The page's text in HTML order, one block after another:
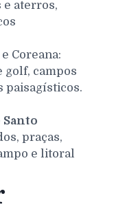
e aterros,
Coreana:
golf, campos
paisagísticos.
Santo
praças,
e litoral